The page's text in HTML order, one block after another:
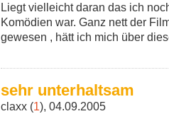
Liegt vielleicht daran das ich
Komödien war. Ganz nett der
gewesen , hätt ich mich über
sehr unterhaltsam
claxx (1), 04.09.2005